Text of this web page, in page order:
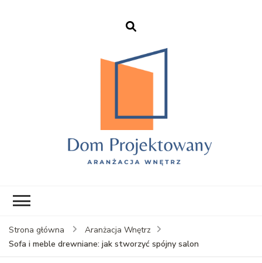
Strona główna
Aranżacja Wnętrz
Sofa i meble drewniane: jak stworzyć spójny salon